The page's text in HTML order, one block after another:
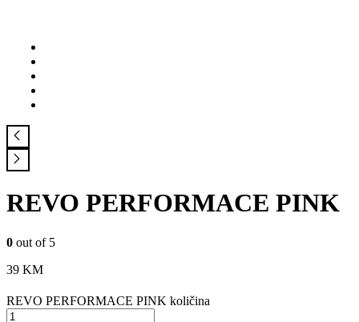
REVO PERFORMACE PINK
0 out of 5
39 KM
REVO PERFORMACE PINK količina